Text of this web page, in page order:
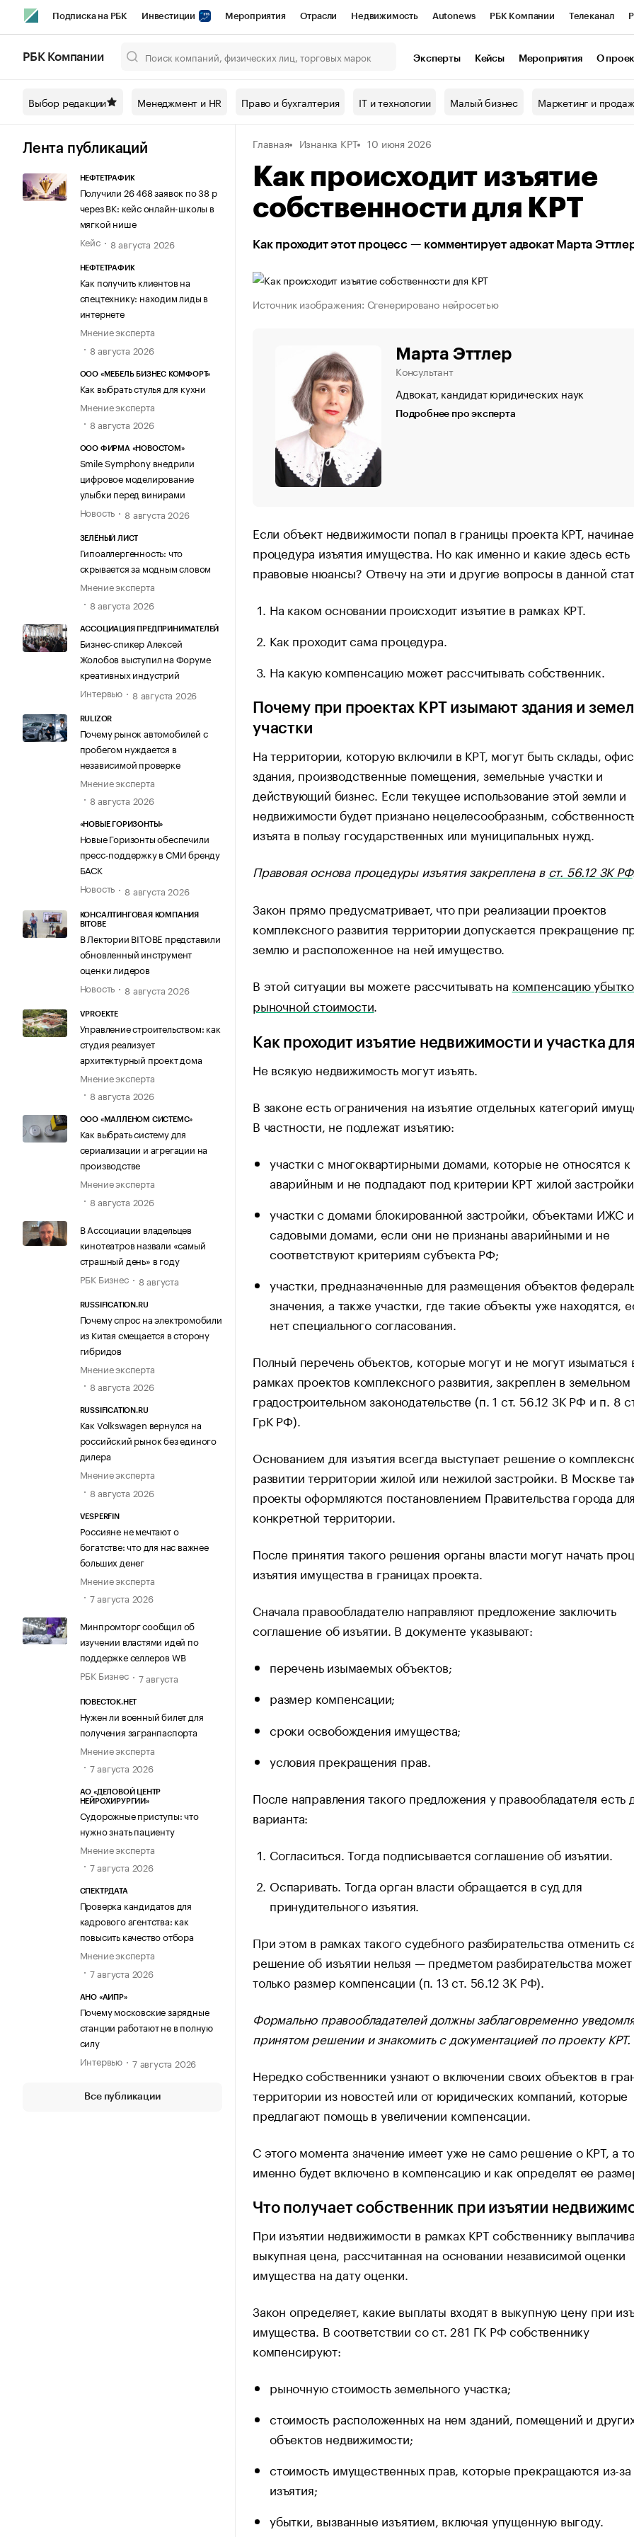
Подписка на РБК Инвестиции Мероприятия Отрасли Недвижимость Autonews РБК Компании Телеканал
Спецпроекты СПб Конференции СПб Спецпроекты Проверка контрагентов
Технологии и медиа Рынок наличной валюты
РБК Компании Эксперты Кейсы Мероприятия О
Выбор редакции Менеджмент и HR Право и бухгалтерия IT и технологии Малый бизнес Маркетинг и
Лента публикаций
НЕФТЕТРАФИК
Получили 26 468 заявок по 38 р
через ВК: кейс онлайн-школы в
мягкой нише
Кейс
8 августа 2026
НЕФТЕТРАФИК
Как получить клиентов на
спецтехнику: находим лиды в
интернете
Мнение эксперта
8 августа 2026
ООО «МЕБЕЛЬ БИЗНЕС КОМФОРТ»
Как выбрать стулья для кухни
Мнение эксперта
8 августа 2026
ООО ФИРМА «НОВОСТОМ»
Smile Symphony внедрили
цифровое моделирование
улыбки перед винирами
Новость
8 августа 2026
ЗЕЛЁНЫЙ ЛИСТ
Гипоаллергенность: что
скрывается за модным словом
Мнение эксперта
8 августа 2026
АССОЦИАЦИЯ ПРЕДПРИНИМАТЕЛЕЙ
Бизнес-спикер Алексей
Жолобов выступил на Форуме
креативных индустрий
Интервью
8 августа 2026
RULIZOR
Почему рынок автомобилей с
пробегом нуждается в
независимой проверке
Мнение эксперта
8 августа 2026
«НОВЫЕ ГОРИЗОНТЫ»
Новые Горизонты обеспечили
пресс-поддержку в СМИ бренду
БАСК
Новость
8 августа 2026
КОНСАЛТИНГОВАЯ КОМПАНИЯ
BITOBE
В Лектории BITOBE представили
обновленный инструмент
оценки лидеров
Новость
8 августа 2026
VPROEKTE
Управление строительством: как
студия реализует
архитектурный проект дома
Мнение эксперта
8 августа 2026
ООО «МАЛЛЕНОМ СИСТЕМС»
Как выбрать систему для
сериализации и агрегации на
производстве
Мнение эксперта
8 августа 2026
В Ассоциации владельцев
кинотеатров назвали «самый
страшный день» в году
РБК Бизнес
8 августа
RUSSIFICATION.RU
Почему спрос на электромобили
из Китая смещается в сторону
гибридов
Мнение эксперта
8 августа 2026
RUSSIFICATION.RU
Как Volkswagen вернулся на
российский рынок без единого
дилера
Мнение эксперта
8 августа 2026
VESPERFIN
Россияне не мечтают о
богатстве: что для нас важнее
больших денег
Мнение эксперта
7 августа 2026
Минпромторг сообщил об
изучении властями идей по
поддержке селлеров WB
РБК Бизнес
7 августа
ПОВЕСТОК.НЕТ
Нужен ли военный билет для
получения загранпаспорта
Мнение эксперта
7 августа 2026
АО «ДЕЛОВОЙ ЦЕНТР
НЕЙРОХИРУРГИИ»
Судорожные приступы: что
нужно знать пациенту
Мнение эксперта
7 августа 2026
СПЕКТРДАТА
Проверка кандидатов для
кадрового агентства: как
повысить качество отбора
Мнение эксперта
7 августа 2026
АНО «АИПР»
Почему московские зарядные
станции работают не в полную
силу
Интервью
7 августа 2026
Все публикации
Главная Изнанка КРТ 10 июня 2026
Как происходит изъятие
собственности для КРТ
Как проходит этот процесс — комментирует адвокат Марта
Источник изображения: Сгенерировано нейросетью
Марта Эттлер
Консультант
Адвокат, кандидат юридических наук
Подробнее про эксперта
Если объект недвижимости попал в границы проекта КРТ,
процедура изъятия имущества. Но как именно и какие здесь есть
правовые нюансы? Отвечу на эти и другие вопросы в данной
На каком основании происходит изъятие в рамках КРТ.
Как проходит сама процедура.
На какую компенсацию может рассчитывать собственник.
Почему при проектах КРТ изымают здания и
участки
На территории, которую включили в КРТ, могут быть склады,
здания, производственные помещения, земельные участки и
действующий бизнес. Если текущее использование этой земли и
недвижимости будет признано нецелесообразным,
изъята в пользу государственных или муниципальных нужд.
Правовая основа процедуры изъятия закреплена вст. 56.12 ЗК РФ
Закон прямо предусматривает, что при реализации проектов
комплексного развития территории допускается прекращение
землю и расположенное на ней имущество.
В этой ситуации вы можете рассчитывать на компенсацию
рыночной стоимости
Как проходит изъятие недвижимости и участка
Не всякую недвижимость могут изъять.
В законе есть ограничения на изъятие отдельных категорий
В частности, не подлежат изъятию:
участки с многоквартирными домами, которые не относятся к
аварийным и не подпадают под критерии КРТ жилой
участки с домами блокированной застройки, объектами ИЖС и
садовыми домами, если они не признаны аварийными и не
соответствуют критериям субъекта РФ;
участки, предназначенные для размещения объектов
значения, а также участки, где такие объекты уже находятся,
нет специального согласования.
Полный перечень объектов, которые могут и не могут изыматься
рамках проектов комплексного развития, закреплен в
градостроительном законодательстве (п. 1 ст. 56.12 ЗК РФ и п. 8
ГрК РФ).
Основанием для изъятия всегда выступает решение о
развитии территории жилой или нежилой застройки. В Москве
проекты оформляются постановлением Правительства города
конкретной территории.
После принятия такого решения органы власти могут начать
изъятия имущества в границах проекта.
Сначала правообладателю направляют предложение заключить
соглашение об изъятии. В документе указывают:
перечень изымаемых объектов;
размер компенсации;
сроки освобождения имущества;
условия прекращения прав.
После направления такого предложения у правообладателя есть
варианта:
Согласиться. Тогда подписывается соглашение об изъятии.
Оспаривать. Тогда орган власти обращается в суд для
принудительного изъятия.
При этом в рамках такого судебного разбирательства отменить
решение об изъятии нельзя — предметом разбирательства
только размер компенсации (п. 13 ст. 56.12 ЗК РФ).
Формально правообладателей должны заблаговременно
принятом решении и знакомить с документацией по проекту КРТ.
Нередко собственники узнают о включении своих объектов в
территории из новостей или от юридических компаний, которые
предлагают помощь в увеличении компенсации.
С этого момента значение имеет уже не само решение о КРТ, а
именно будет включено в компенсацию и как определят ее
Что получает собственник при изъятии
При изъятии недвижимости в рамках КРТ собственнику
выкупная цена, рассчитанная на основании независимой оценки
имущества на дату оценки.
Закон определяет, какие выплаты входят в выкупную цену при
имущества. В соответствии со ст. 281 ГК РФ собственнику
компенсируют:
рыночную стоимость земельного участка;
стоимость расположенных на нем зданий, помещений и
объектов недвижимости;
стоимость имущественных прав, которые прекращаются из-за
изъятия;
убытки, вызванные изъятием, включая упущенную выгоду.